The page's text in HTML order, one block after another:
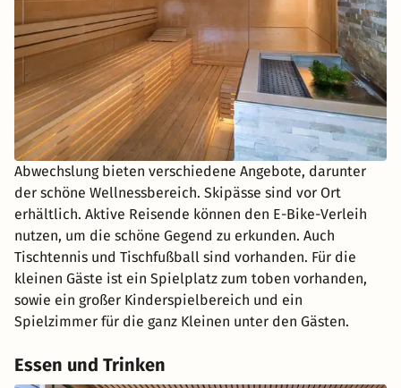
Abwechslung bieten verschiedene Angebote, darunter
der schöne Wellnessbereich. Skipässe sind vor Ort
erhältlich. Aktive Reisende können den E-Bike-Verleih
nutzen, um die schöne Gegend zu erkunden. Auch
Tischtennis und Tischfußball sind vorhanden. Für die
kleinen Gäste ist ein Spielplatz zum toben vorhanden,
sowie ein großer Kinderspielbereich und ein
Spielzimmer für die ganz Kleinen unter den Gästen.
Essen und Trinken